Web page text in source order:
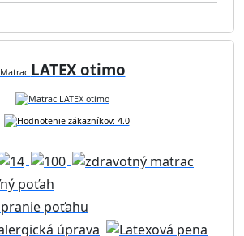
Matrac LATEX otimo